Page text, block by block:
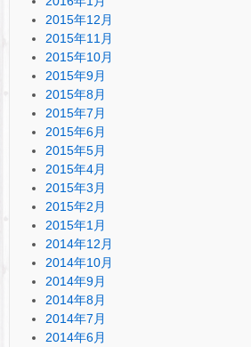
2015年12月
2015年11月
2015年10月
2015年9月
2015年8月
2015年7月
2015年6月
2015年5月
2015年4月
2015年3月
2015年2月
2015年1月
2014年12月
2014年10月
2014年9月
2014年8月
2014年7月
2014年6月